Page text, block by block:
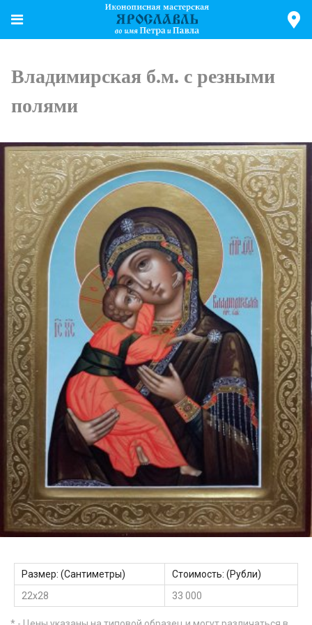
Владимирская б.м. с резными
полями
Размер: (Сантиметры)
Стоимость: (Рубли)
22х28
33 000